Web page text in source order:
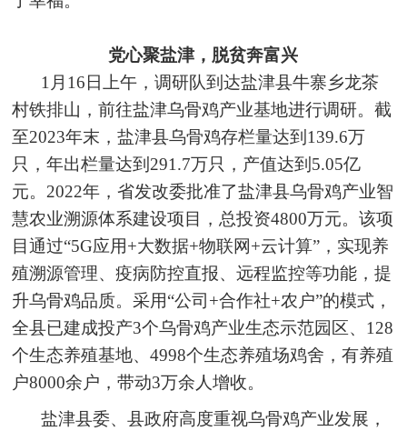
党心聚盐津，脱贫奔富兴
1月16日上午，调研队到达盐津县牛寨乡龙茶
村铁排山，前往盐津乌骨鸡产业基地进行调研。截
至2023年末，盐津县乌骨鸡存栏量达到139.6万
只，年出栏量达到291.7万只，产值达到5.05亿
元。2022年，省发改委批准了盐津县乌骨鸡产业智
慧农业溯源体系建设项目，总投资4800万元。该项
目通过“5G应用+大数据+物联网+云计算”，实现养
殖溯源管理、疫病防控直报、远程监控等功能，提
升乌骨鸡品质。采用“公司+合作社+农户”的模式，
全县已建成投产3个乌骨鸡产业生态示范园区、128
个生态养殖基地、4998个生态养殖场鸡舍，有养殖
户8000余户，带动3万余人增收。
盐津县委、县政府高度重视乌骨鸡产业发展，